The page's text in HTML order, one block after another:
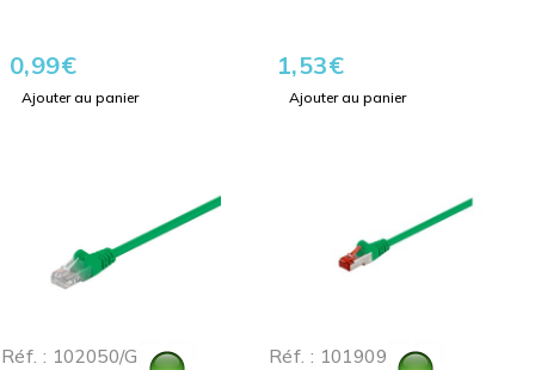
0,99€
Ajouter au panier
1,53€
Ajouter au panier
Réf. : 102050/G Réf. : 101909